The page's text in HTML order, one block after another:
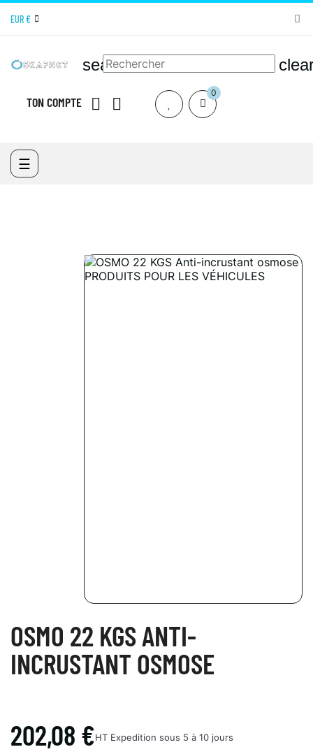
EUR €
search
TON COMPTE  
0
Basculer
la
☰
D'ENTRETIEN
CARROSSERIES
OSMO 22 KGS ANTI-
INCRUSTANT OSMOSE
202,08 €HT Expedition sous 5 à 10 jours